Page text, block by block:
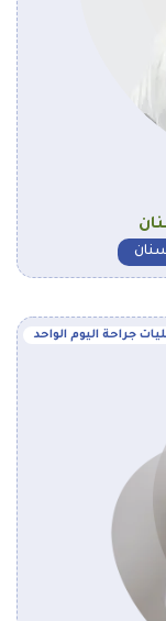
جراحة اليوم الواحد